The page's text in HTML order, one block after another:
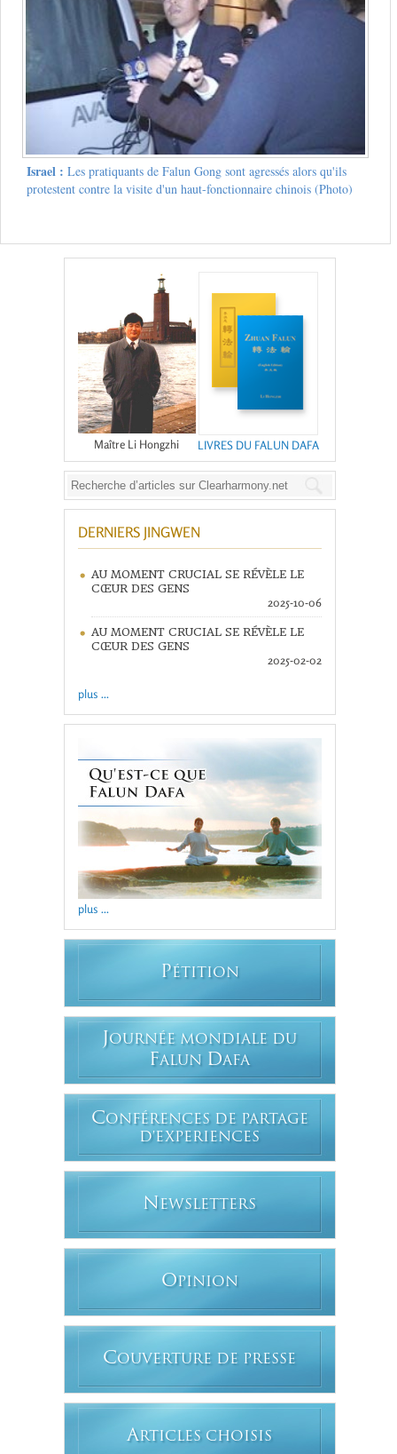
Israel : Les pratiquants de Falun Gong sont agressés alors qu'ils
protestent contre la visite d'un haut-fonctionnaire chinois (Photo)
Maître Li Hongzhi LIVRES DU FALUN DAFA
DERNIERS JINGWEN
AU MOMENT CRUCIAL SE RÉVÈLE LE
CŒUR DES GENS
2025-10-06
AU MOMENT CRUCIAL SE RÉVÈLE LE
CŒUR DES GENS
2025-02-02
plus ...
plus ...
PÉTITION
JOURNÉE MONDIALE DU
FALUN DAFA
CONFÉRENCES DE PARTAGE
D'EXPERIENCES
N EWSLETTERS
OPINION
COUVERTURE DE PRESSE
ARTICLES CHOISIS